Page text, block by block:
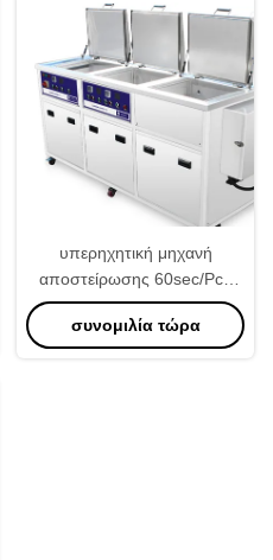
υπερηχητική μηχανή
αποστείρωσης 60sec/Pcs
220V για τις βιομηχανίες
συνομιλία τώρα